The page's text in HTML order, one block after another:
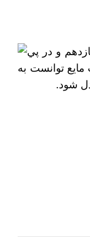
و در پي
توانست به
شود.